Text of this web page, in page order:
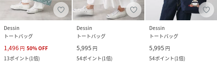
Dessin
トートバッグ
1,496 円 50%OFF
13ポイント(1倍)
Dessin
トートバッグ
5,995 円
54ポイント(1倍)
Dessin
トートバッグ
5,995 円
54ポイント(1倍)